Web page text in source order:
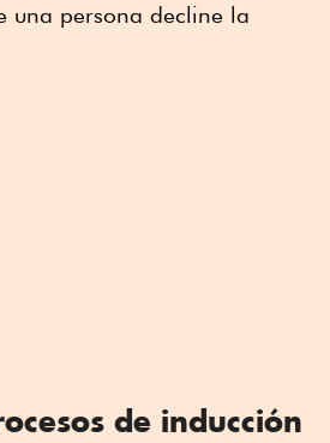
una persona decline la
de inducción